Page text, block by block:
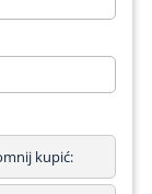
kupić: